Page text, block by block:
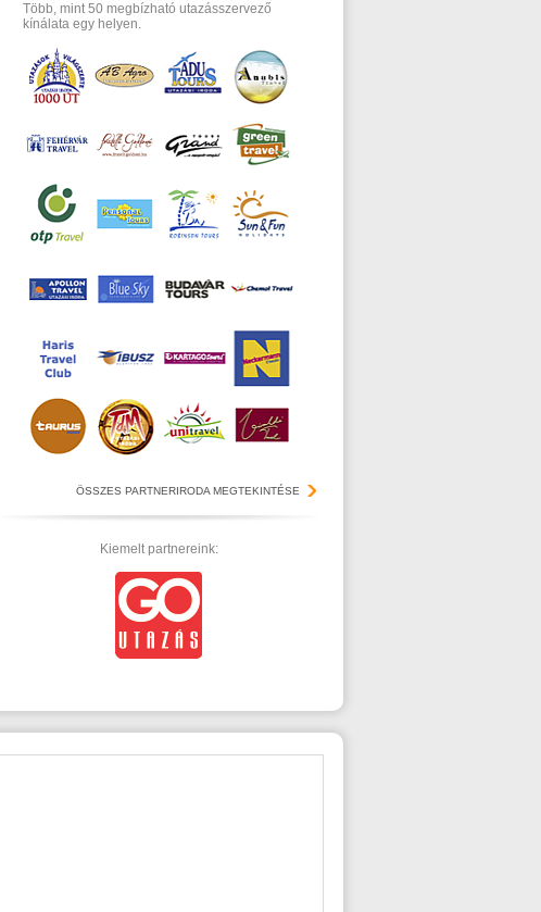
Több, mint 50 megbízható utazásszervező
kínálata egy helyen.
ÖSSZES PARTNERIRODA MEGTEKINTÉSE
Kiemelt partnereink: